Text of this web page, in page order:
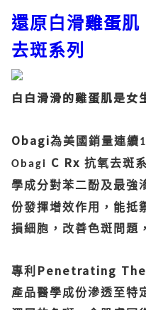
還原白滑雞蛋肌
去斑系列
白白滑滑的雞蛋肌是女
Obagi為美國銷量連續
Obagi C Rx 抗氧去斑
學成分對苯二酚及最強
份發揮增效作用，能抵
損細胞，改善色斑問題
專利 Penetrating
產品醫學成份滲透至特